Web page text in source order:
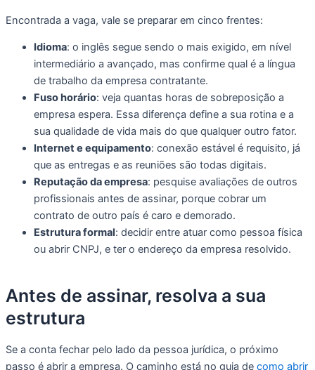
Encontrada a vaga, vale se preparar em cinco frentes:
Idioma: o inglês segue sendo o mais exigido, em nível
intermediário a avançado, mas confirme qual é a língua
de trabalho da empresa contratante.
Fuso horário: veja quantas horas de sobreposição a
empresa espera. Essa diferença define a sua rotina e a
sua qualidade de vida mais do que qualquer outro fator.
Internet e equipamento: conexão estável é requisito, já
que as entregas e as reuniões são todas digitais.
Reputação da empresa: pesquise avaliações de outros
profissionais antes de assinar, porque cobrar um
contrato de outro país é caro e demorado.
Estrutura formal: decidir entre atuar como pessoa física
ou abrir CNPJ, e ter o endereço da empresa resolvido.
Antes de assinar, resolva a sua
estrutura
Se a conta fechar pelo lado da pessoa jurídica, o próximo
passo é abrir a empresa. O caminho está no guia de como abrir